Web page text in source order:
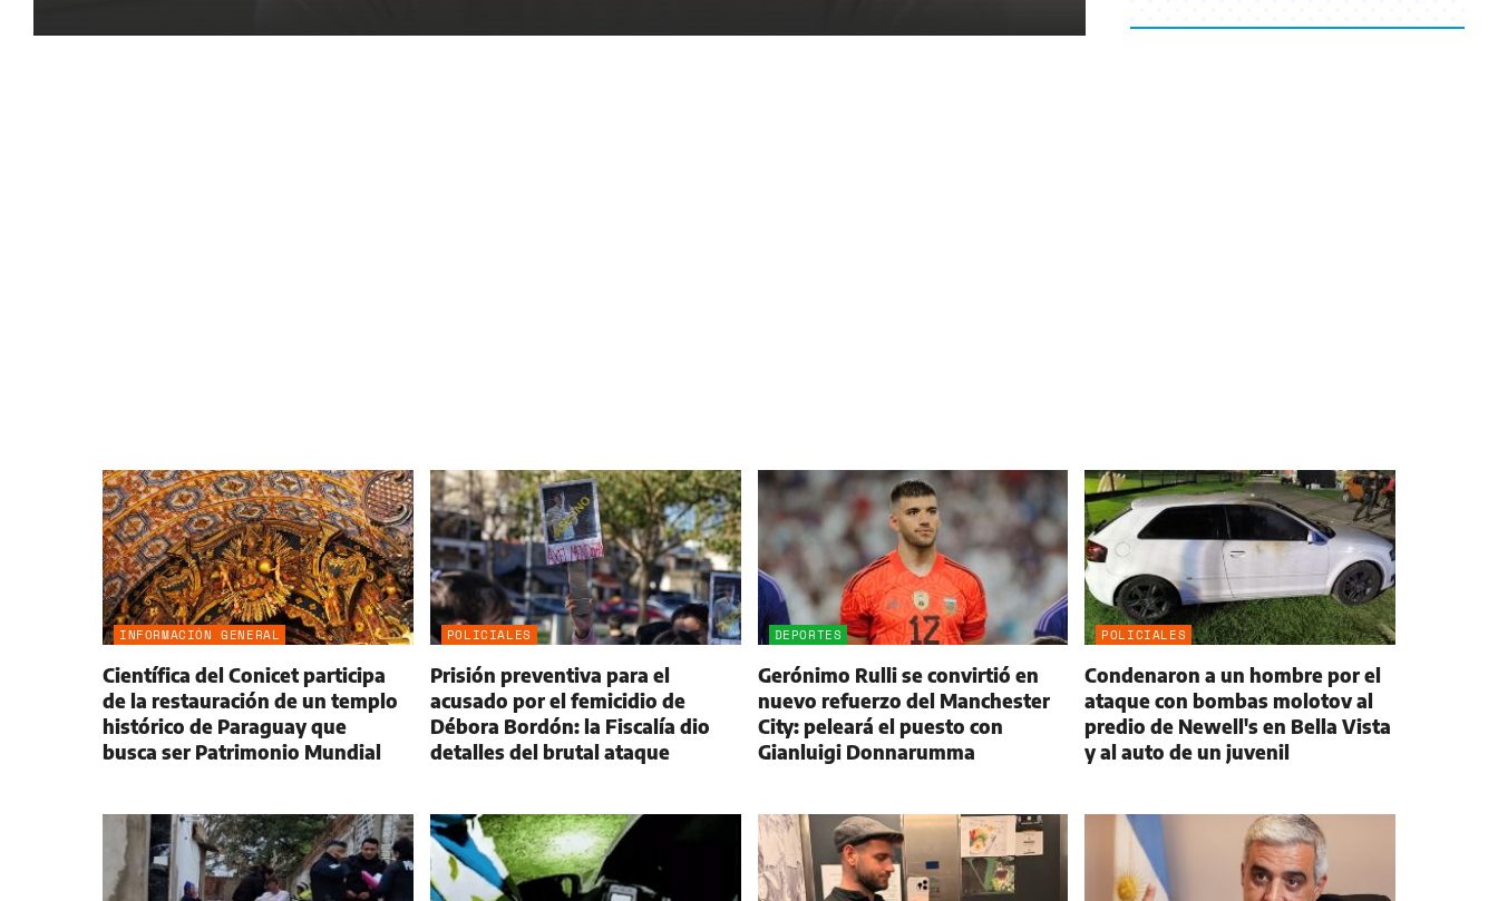
INFORMACIÓN GENERAL
Científica del Conicet participa
de la restauración de un templo
histórico de Paraguay que
busca ser Patrimonio Mundial
POLICIALES
Prisión preventiva para el
acusado por el femicidio de
Débora Bordón: la Fiscalía dio
detalles del brutal ataque
DEPORTES
Gerónimo Rulli se convirtió en
nuevo refuerzo del Manchester
City: peleará el puesto con
Gianluigi Donnarumma
POLICIALES
Condenaron a un hombre por el
ataque con bombas molotov al
predio de Newell's en Bella Vista
y al auto de un juvenil